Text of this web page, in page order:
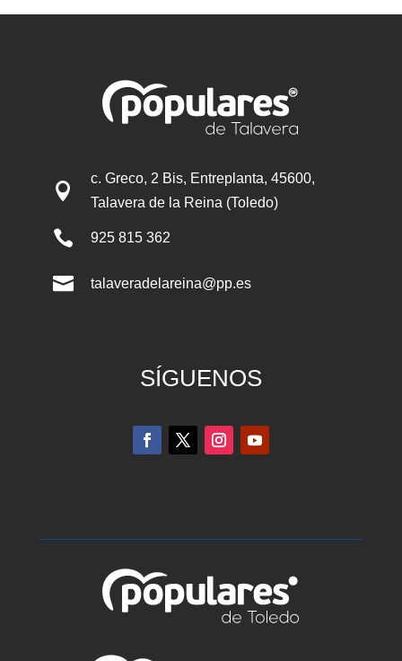

c. Greco, 2 Bis, Entreplanta, 45600,
Talavera de la Reina (Toledo)
 925 815 362
 talaveradelareina@pp.es
SÍGUENOS